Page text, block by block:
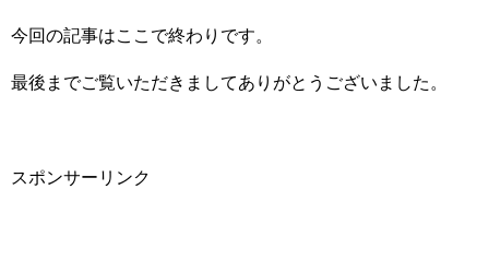
今回の記事はここで終わりです。
最後までご覧いただきましてありがとうございました。
スポンサーリンク